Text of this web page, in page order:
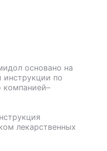
основано на
инструкции по
лекарственных